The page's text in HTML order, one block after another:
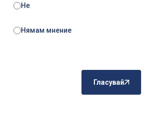
Не
Нямам мнение
Гласувай